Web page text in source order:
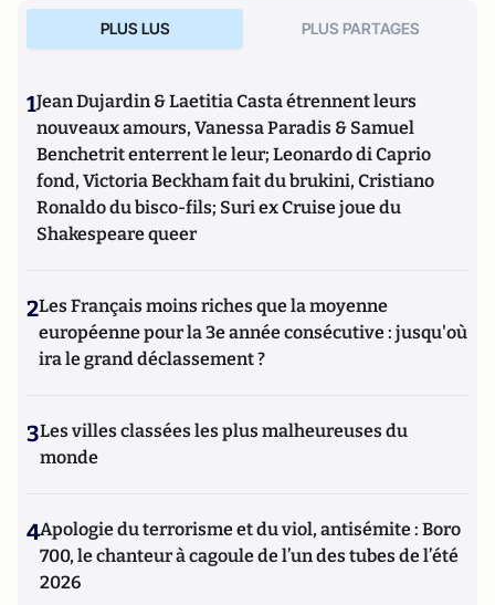
PLUS LUS PLUS PARTAGES
1Jean Dujardin & Laetitia Casta étrennent leurs
nouveaux amours, Vanessa Paradis & Samuel
Benchetrit enterrent le leur; Leonardo di Caprio
fond, Victoria Beckham fait du brukini, Cristiano
Ronaldo du bisco-fils; Suri ex Cruise joue du
Shakespeare queer
2Les Français moins riches que la moyenne
européenne pour la 3e année consécutive : jusqu'où
ira le grand déclassement ?
3Les villes classées les plus malheureuses du
monde
4Apologie du terrorisme et du viol, antisémite : Boro
700, le chanteur à cagoule de l’un des tubes de l’été
2026